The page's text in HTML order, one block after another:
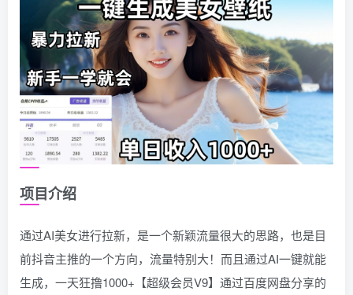
项目介绍
通过AI美女进行拉新，是一个新颖流量很大的思路，也是目
前抖音主推的一个方向，流量特别大！而且通过AI一键就能
生成，一天狂撸1000+【超级会员V9】通过百度网盘分享的